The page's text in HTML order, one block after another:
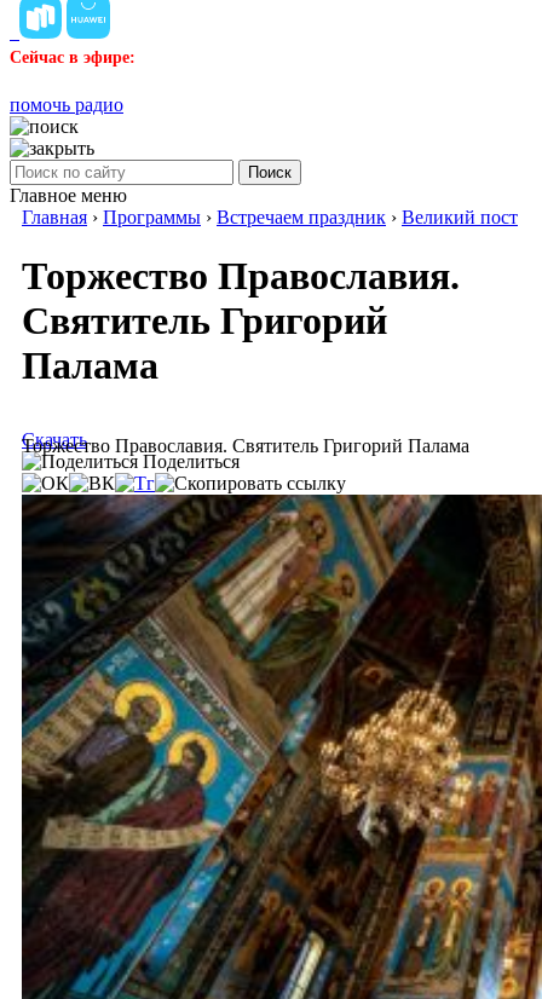
Сейчас в эфире:
помочь радио
Поиск
Главное меню
Главная › Программы › Встречаем праздник › Великий пост
Торжество Православия.
Святитель Григорий
Палама
Торжество Православия. Святитель Григорий Палама
Скачать
Поделиться